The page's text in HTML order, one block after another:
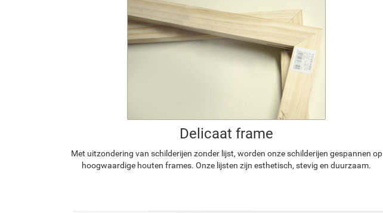
Delicaat frame
Met uitzondering van schilderijen zonder lijst, worden onze schilderijen gespannen op
hoogwaardige houten frames. Onze lijsten zijn esthetisch, stevig en duurzaam.